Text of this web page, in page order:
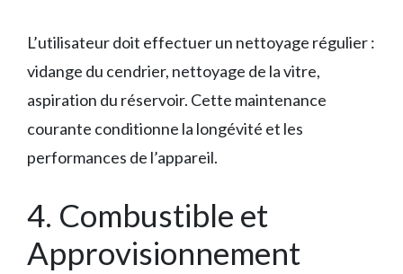
L’utilisateur doit effectuer un nettoyage régulier :
vidange du cendrier, nettoyage de la vitre,
aspiration du réservoir. Cette maintenance
courante conditionne la longévité et les
performances de l’appareil.
4. Combustible et
Approvisionnement